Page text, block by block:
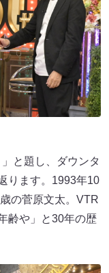
と題し、ダウンタ
ります。1993年10
の菅原文太。VTR
齢や」と30年の歴